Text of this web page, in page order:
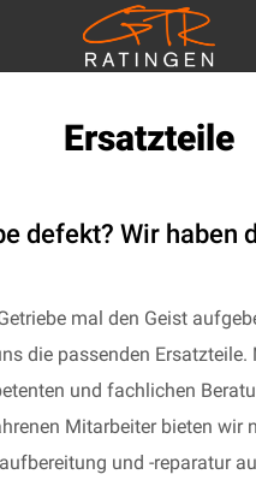
Ersatzteile
defekt? Wir haben
mal den Geist
die passenden Ersatzteile.
und fachlichen
Mitarbeiter bieten wir
und -reparatur